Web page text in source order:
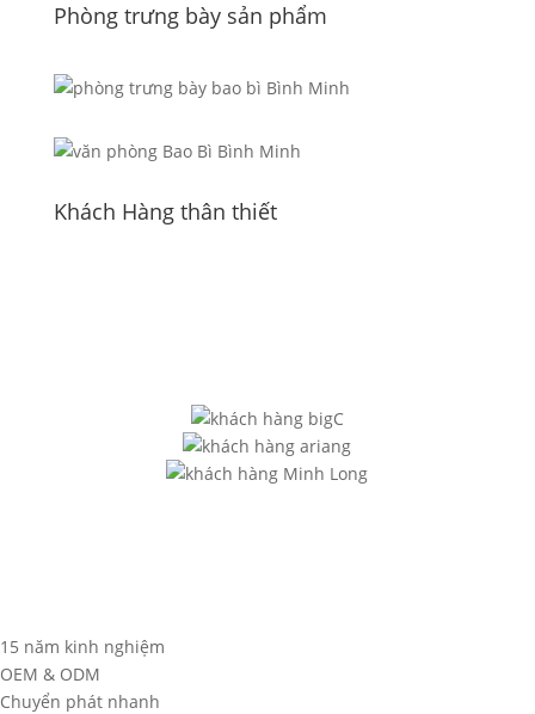
Phòng trưng bày sản phẩm
Khách Hàng thân thiết
15 năm kinh nghiệm
OEM & ODM
Chuyển phát nhanh